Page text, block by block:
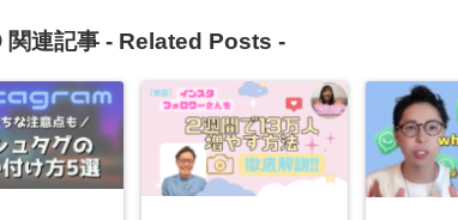
関連記事 - Related Posts -